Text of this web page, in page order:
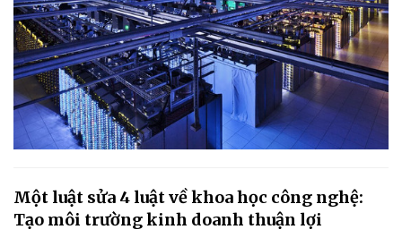
Một luật sửa 4 luật về khoa học công nghệ:
Tạo môi trường kinh doanh thuận lợi